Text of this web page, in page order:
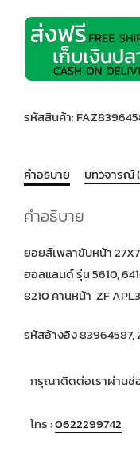
รหัสสินค้า:
คำอธิบาย บทวิจารณ์
คำอธิบาย
ยอยส์เพลาขับหน้า
ฮอลแลนด์ รุ่น 5610,
8210 คานหน้า ZF
รหัสอ้างอิง 83964587,
กรุณาติดต่อเราผ่านช่
โทร :0622299742